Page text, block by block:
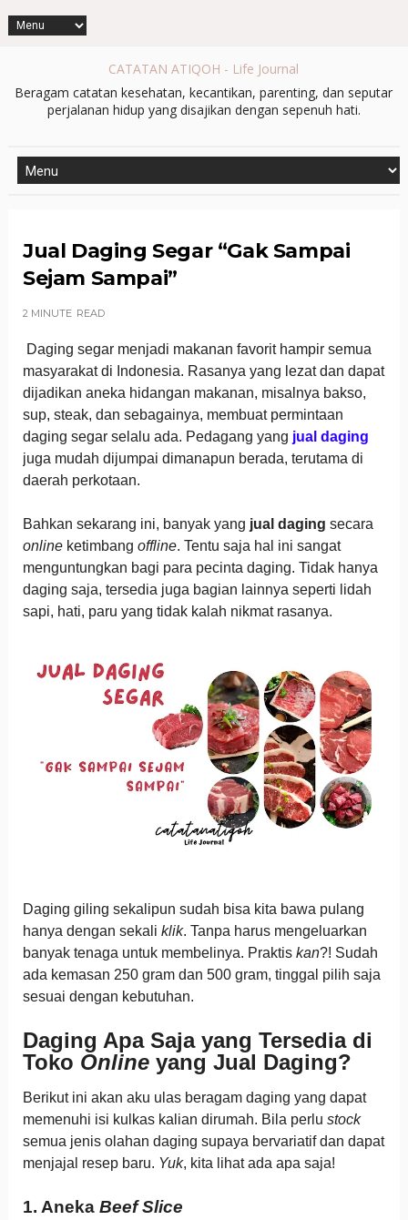
CATATAN ATIQOH - Life Journal
Beragam catatan kesehatan, kecantikan, parenting, dan seputar
perjalanan hidup yang disajikan dengan sepenuh hati.
Jual Daging Segar “Gak Sampai
Sejam Sampai”
2 MINUTE READ
Daging segar menjadi makanan favorit hampir semua
masyarakat di Indonesia. Rasanya yang lezat dan dapat
dijadikan aneka hidangan makanan, misalnya bakso,
sup, steak, dan sebagainya, membuat permintaan
daging segar selalu ada. Pedagang yang jual daging
juga mudah dijumpai dimanapun berada, terutama di
daerah perkotaan.
Bahkan sekarang ini, banyak yang jual daging secara
onlineketimbang offline. Tentu saja hal ini sangat
menguntungkan bagi para pecinta daging. Tidak hanya
daging saja, tersedia juga bagian lainnya seperti lidah
sapi, hati, paru yang tidak kalah nikmat rasanya.
Daging giling sekalipun sudah bisa kita bawa pulang
hanya dengan sekali klik. Tanpa harus mengeluarkan
banyak tenaga untuk membelinya. Praktis kan?! Sudah
ada kemasan 250 gram dan 500 gram, tinggal pilih saja
sesuai dengan kebutuhan.
Daging Apa Saja yang Tersedia di
Toko Onlineyang Jual Daging?
Berikut ini akan aku ulas beragam daging yang dapat
memenuhi isi kulkas kalian dirumah. Bila perlu stock
semua jenis olahan daging supaya bervariatif dan dapat
menjajal resep baru. Yuk, kita lihat ada apa saja!
1. Aneka Beef Slice